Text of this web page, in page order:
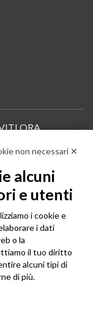
ORA.
professionisti e resta
non necessari ✕
alcuni
e utenti
i cookie e
i dati
o la
il tuo diritto
alcuni tipi di
di più.